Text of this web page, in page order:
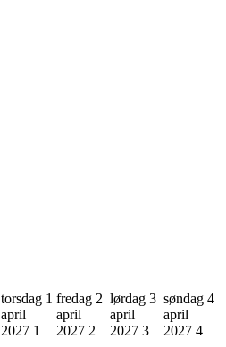
torsdag 1
april
2027 1
fredag 2
april
2027 2
lørdag 3
april
2027 3
søndag 4
april
2027 4